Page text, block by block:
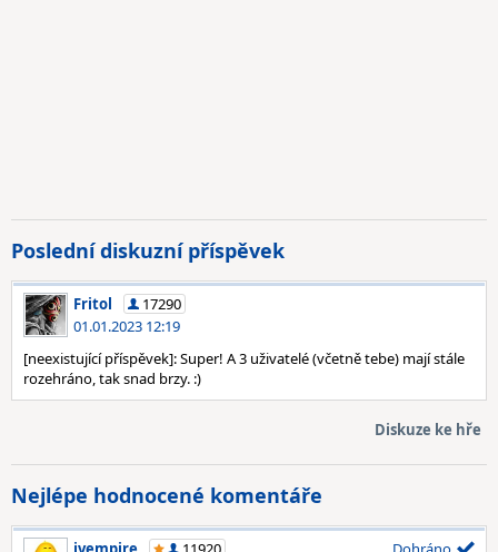
Poslední diskuzní příspěvek
Fritol
17290
01.01.2023 12:19
[neexistující příspěvek]: Super! A 3 uživatelé (včetně tebe) mají stále
rozehráno, tak snad brzy. :)
Diskuze ke hře
Nejlépe hodnocené komentáře